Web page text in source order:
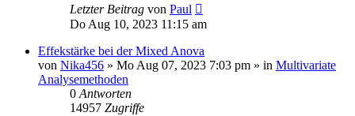
Letzter Beitrag von Paul
Do Aug 10, 2023 11:15 am
Effekstärke bei der Mixed Anova
von Nika456 » Mo Aug 07, 2023 7:03 pm » in Multivariate
Analysemethoden
0 Antworten
14957 Zugriffe